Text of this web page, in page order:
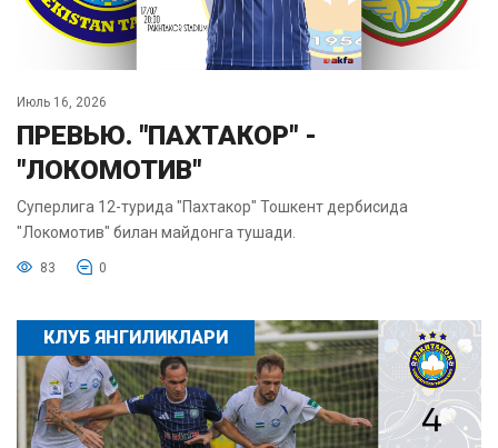
Июль 16, 2026
ПРЕВЬЮ. "ПАХТАКОР" -
"ЛОКОМОТИВ"
Суперлига 12-турида "Пахтакор" Тошкент дербисида
"Локомотив" билан майдонга тушади.
83 0
КЛУБ ЯНГИЛИКЛАРИ